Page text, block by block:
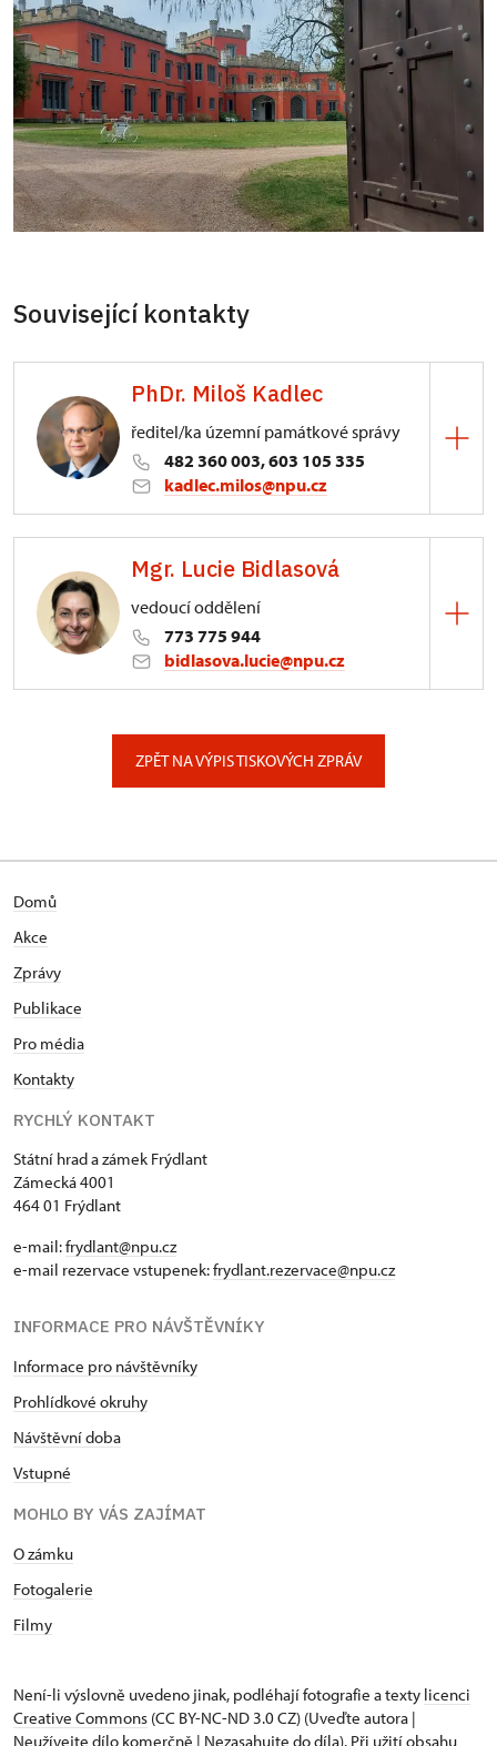
Související kontakty
PhDr. Miloš Kadlec
ředitel/ka územní památkové správy
482 360 003, 603 105 335
kadlec.milos@npu.cz
3/, Sychrov 3
Mgr. Lucie Bidlasová
vedoucí oddělení
773 775 944
bidlasova.lucie@npu.cz
ZPĚT NA VÝPIS TISKOVÝCH ZPRÁV
Domů
Akce
Zprávy
Publikace
Pro média
Kontakty
RYCHLÝ KONTAKT
Státní hrad a zámek Frýdlant
Zámecká 4001
464 01 Frýdlant
e-mail:frydlant@npu.cz
e-mail rezervace vstupenek:frydlant.rezervace@npu.cz
INFORMACE PRO NÁVŠTĚVNÍKY
Informace pro návštěvníky
Prohlídkové okruhy
Návštěvní doba
Vstupné
MOHLO BY VÁS ZAJÍMAT
O zámku
Fotogalerie
Filmy
Není-li výslovně uvedeno jinak, podléhají fotografie a texty licenci
Creative Commons (CC BY-NC-ND 3.0 CZ) (Uveďte autora |
Neužívejte dílo komerčně | Nezasahujte do díla). Při užití obsahu